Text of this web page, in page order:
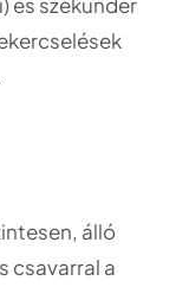
és szekunder
álló
csavarral a